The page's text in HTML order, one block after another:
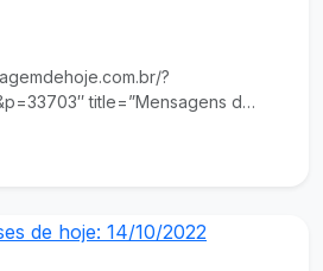
?
title=”Mensagens d…